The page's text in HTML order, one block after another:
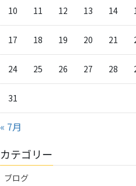
10 11 12 13 14
17 18 19 20 21
24 25 26 27 28
31
« 7月
カテゴリー
ブログ